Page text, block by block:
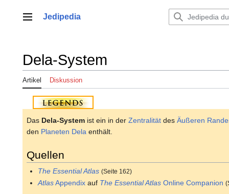
springenHauptmenü
Jedipedia
Dela-System
Artikel Diskussion
Das Dela-System ist ein in der Zentralität des Äußeren
den Planeten Dela enthält.
Quellen
The Essential Atlas (Seite 162)
AtlasAppendix auf The Essential Atlas Online Companion